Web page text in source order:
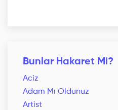
Bunlar Hakaret Mi?
Aciz
Adam Mı Oldunuz
Artist